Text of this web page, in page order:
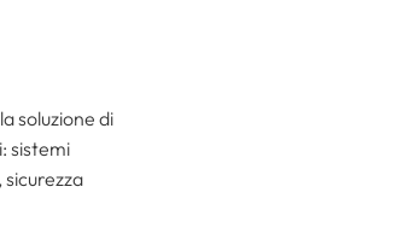
soluzione di
sistemi